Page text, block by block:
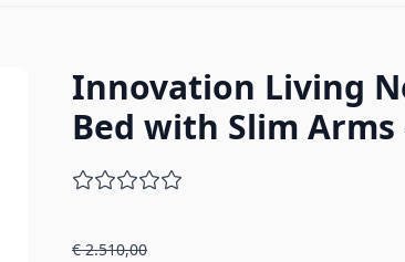
- stof 318
Innovation Living
Bed with Slim Arms
€ 2.510,00